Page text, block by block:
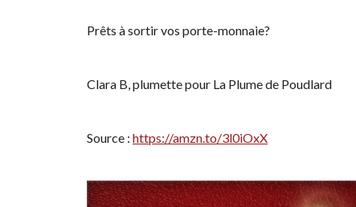
Prêts à sortir vos porte-monnaie?
Clara B, plumette pour La Plume de Poudlard
Source : https://amzn.to/3l0iOxX